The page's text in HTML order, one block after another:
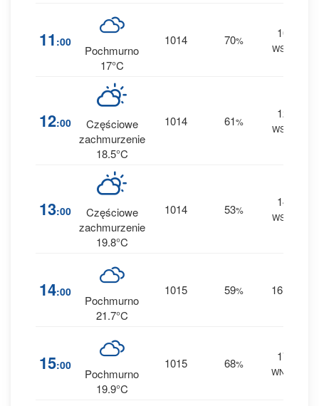
11 :00
Pochmurno
17°C
1014 70%
10
WSW
12:00
Częściowe
zachmurzenie
18.5°C
1014 61%
12
WSW
13:00
Częściowe
zachmurzenie
19.8°C
1014 53%
14
WSW
14:00
Pochmurno
21.7°C
1015 59% 16
15:00
Pochmurno
19.9°C
1015 68%
17
WNW